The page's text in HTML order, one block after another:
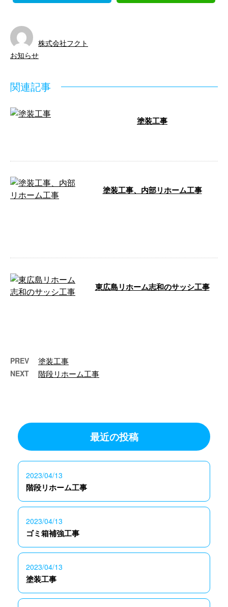
株式会社フクト
お知らせ
関連記事
塗装工事
塗装工事、内部リホーム工事
東広島リホーム志和のサッシ工事
PREV 塗装工事
NEXT 階段リホーム工事
最近の投稿
2023/04/13
階段リホーム工事
2023/04/13
ゴミ箱補強工事
2023/04/13
塗装工事